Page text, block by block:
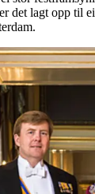
det lagt opp til